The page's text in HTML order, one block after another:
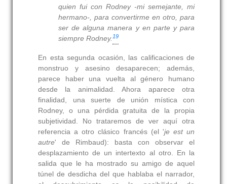
quien fui conRodney -mi semejante, mi
hermano-, para convertirme en otro,para
ser de alguna manera y en parte y para
siempre Rodney. 19
En esta segunda ocasión, las calificaciones de
monstruo y asesino desaparecen; además,
parece haber una vuelta al género humano
desde la animalidad. Ahora aparece otra
finalidad, una suerte de unión mística con
Rodney, o una pérdida gratuita de la propia
subjetividad. No trataremos de ver aquí otra
referencia a otro clásico francés (el 'je est un
autre' de Rimbaud): basta con observar el
desplazamiento de un intertexto al otro. En la
salida que le ha mostrado su amigo de aquel
túnel de desdicha del que hablaba el narrador,